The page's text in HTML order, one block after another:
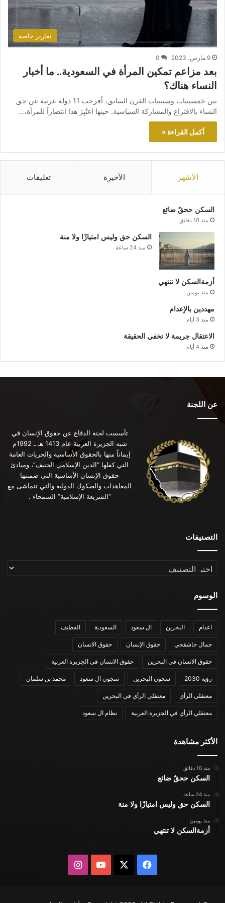
تقارير خاصة
9 مارس، 2023 0
بعد مزاعم تمكين المرأة في السعودية.. ما أخبار
النساء هناك؟
بين خمسينيات وستينيات القرن السابق، أفرجت 11 دولة عربية عن حق
النساء بالاقتراع والمشاركة السياسية. حينها اعتُبِرَ هذا انتصاراً للمرأة،…
أكمل القراءة »
الأشهر الأخيرة تعليقات
السكن ححقٌ ضائع
منذ 10 دقائق
السكن حق وليس امتيازًا ولا منة
منذ 24 ساعة
أزمةالسكن لا تنتهي
منذ يومين
مهددين بالإعدام
منذ 3 أيام
الاعتقال جريمة لا تخفي الحقيقة
منذ 4 أيام
عن اللجنة
تأسست لجنة الدفاع عن حقوق الإنسان في
شبه الجزيرة العربية عام 1413 هـ ـ 1992م
إيماناً منها بالحقوق الأساسية والحريات العامة
التي كفلها “الدين الإسلامي الحنيف”، ومبادئ
حقوق الإنسان الأساسية التي ضمنتها
المعاهدات والصكوك الدولية والتي تتماشى مع
“الشريعة الإسلامية” السمحاء .
التصنيفات
التصنيفات
الوسوم
اعدام البحرين ال سعود السعودية القطيف
جمال خاشقجي حقوق الإنسان حقوق الانسان
حقوق الانسان في البحرين حقوق الانسان في الجزيرة العربية
رؤية 2030 سجون البحرين سجون ال سعود محمد بن سلمان
معتقلي الرأي معتقلي الرأي في البحرين
معتقلي الرأي في الجزيرة العربية نظام ال سعود
الأكثر مشاهدة
منذ 10 دقائق
السكن ححقٌ ضائع
منذ 24 ساعة
السكن حق وليس امتيازًا ولا منة
منذ يومين
أزمةالسكن لا تنتهي
فيسبوك يوتيوبانستقرام